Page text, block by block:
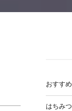
おすすめ
はちみつ